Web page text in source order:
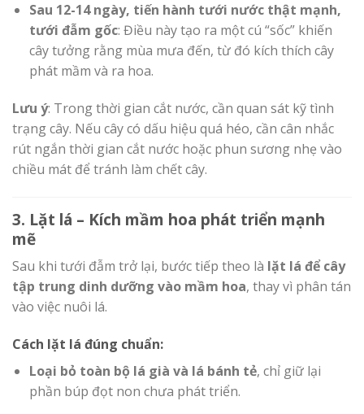
Sau 12-14 ngày, tiến hành tưới nước thật mạnh,
tưới đẫm gốc: Điều này tạo ra một cú “sốc” khiến
cây tưởng rằng mùa mưa đến, từ đó kích thích cây
phát mầm và ra hoa.
Lưu ý: Trong thời gian cắt nước, cần quan sát kỹ tình
trạng cây. Nếu cây có dấu hiệu quá héo, cần cân nhắc
rút ngắn thời gian cắt nước hoặc phun sương nhẹ vào
chiều mát để tránh làm chết cây.
3. Lặt lá – Kích mầm hoa phát triển mạnh
mẽ
Sau khi tưới đẫm trở lại, bước tiếp theo là lặt lá để cây
tập trung dinh dưỡng vào mầm hoa, thay vì phân tán
vào việc nuôi lá.
Cách lặt lá đúng chuẩn:
Loại bỏ toàn bộ lá già và lá bánh tẻ, chỉ giữ lại
phần búp đọt non chưa phát triển.